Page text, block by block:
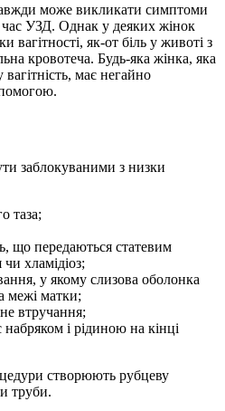
може викликати симптоми
час УЗД. Однак у деяких жінок
вагітності, як-от біль у животі з
кровотеча. Будь-яка жінка, яка
має негайно
заблокуваними з низки
таза;
що передаються статевим
хламідіоз;
у якому слизова оболонка
межі матки;
втручання;
набряком і рідиною на кінці
створюють рубцеву
труби.